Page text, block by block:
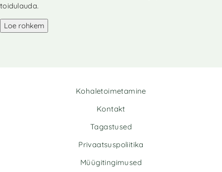
toidulauda.
Loe rohkem
Kohaletoimetamine
Kontakt
Tagastused
Privaatsuspoliitika
Müügitingimused